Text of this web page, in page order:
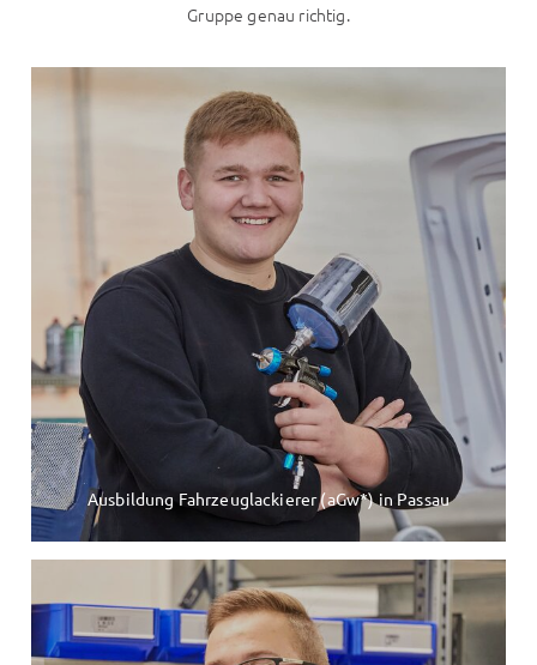
Gruppe genau richtig.
Ausbildung Fahrzeuglackierer (aGw*) in Passau